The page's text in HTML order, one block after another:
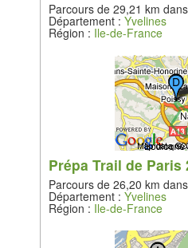
Parcours de 29,21 km
Département : Yvelines
Région : Ile-de-France
Prépa Trail de Paris
Parcours de 26,20 km
Département : Yvelines
Région : Ile-de-France